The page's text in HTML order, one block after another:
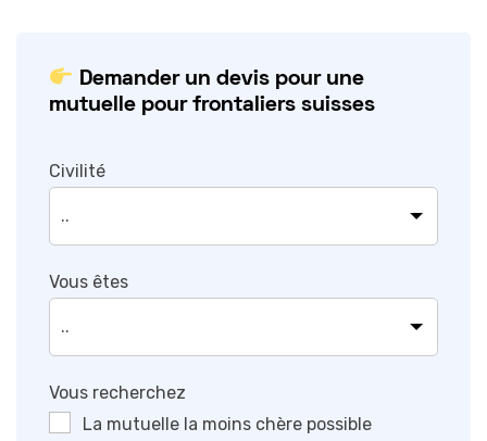
Demander un devis pour une
mutuelle pour frontaliers suisses
Civilité
Vous êtes
Vous recherchez
La mutuelle la moins chère possible